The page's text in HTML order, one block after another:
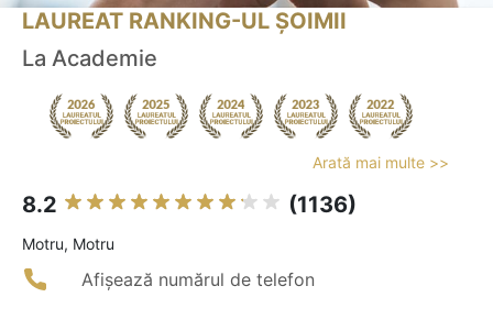
LAUREAT RANKING-UL ȘOIMII
La Academie
Arată mai multe >>
8.2 (1136)
Motru, Motru
Afișează numărul de telefon